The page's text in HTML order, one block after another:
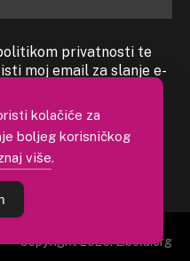
privatnosti te
moj email za slanje e-
Copyright 2026. Libela.org
kolačiće za
boljeg korisničkog
više.